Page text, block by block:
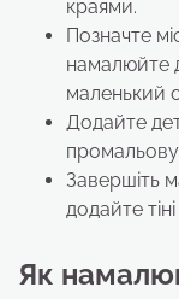
краями.
Позначте
намалюйте
маленький
Додайте
Завершіть
додайте
Як